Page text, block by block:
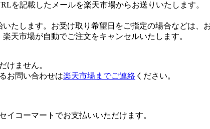
を記載したメールを楽天市場からお送りいたします。
たします。お受け取り希望日をご指定の場合などは、
天市場が自動でご注文をキャンセルいたします。
けません。
お問い合わせは楽天市場までご連絡 ください。
イコーマートでお支払いいただけます。